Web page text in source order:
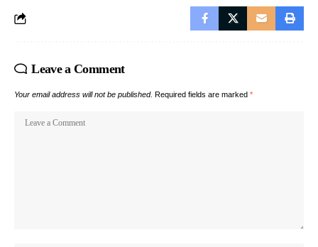
Leave a Comment
Your email address will not be published. Required fields are marked *